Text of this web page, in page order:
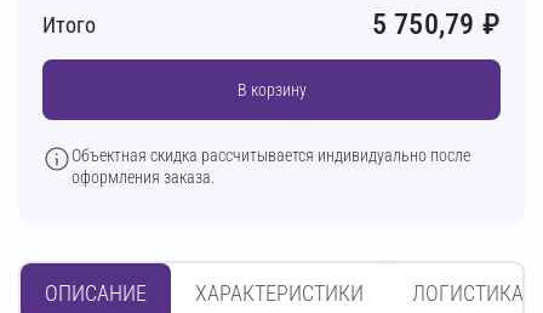
Итого
5 750,79 ₽
В корзину
Объектная скидка рассчитывается индивидуально после
оформления заказа.
ОПИСАНИЕ ХАРАКТЕРИСТИКИ ЛОГИСТИКА